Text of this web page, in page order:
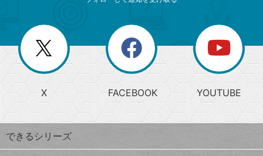
じ
る
search
検
索
上
昇
ワ
ー
ド
閉
じ
る
ー
か
ら
探
す
X FACEBOOK YOUTUBE
できるシリーズ